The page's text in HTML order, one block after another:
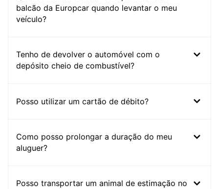
balcão da Europcar quando levantar o meu
veículo?
Tenho de devolver o automóvel com o
depósito cheio de combustível?
Posso utilizar um cartão de débito?
Como posso prolongar a duração do meu
aluguer?
Posso transportar um animal de estimação no